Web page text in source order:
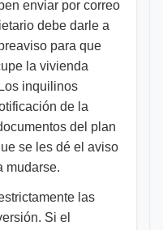
enviar por correo
debe darle a
para que
la vivienda
inquilinos
de la
del plan
se les dé el aviso
mudarse.
las
Si el